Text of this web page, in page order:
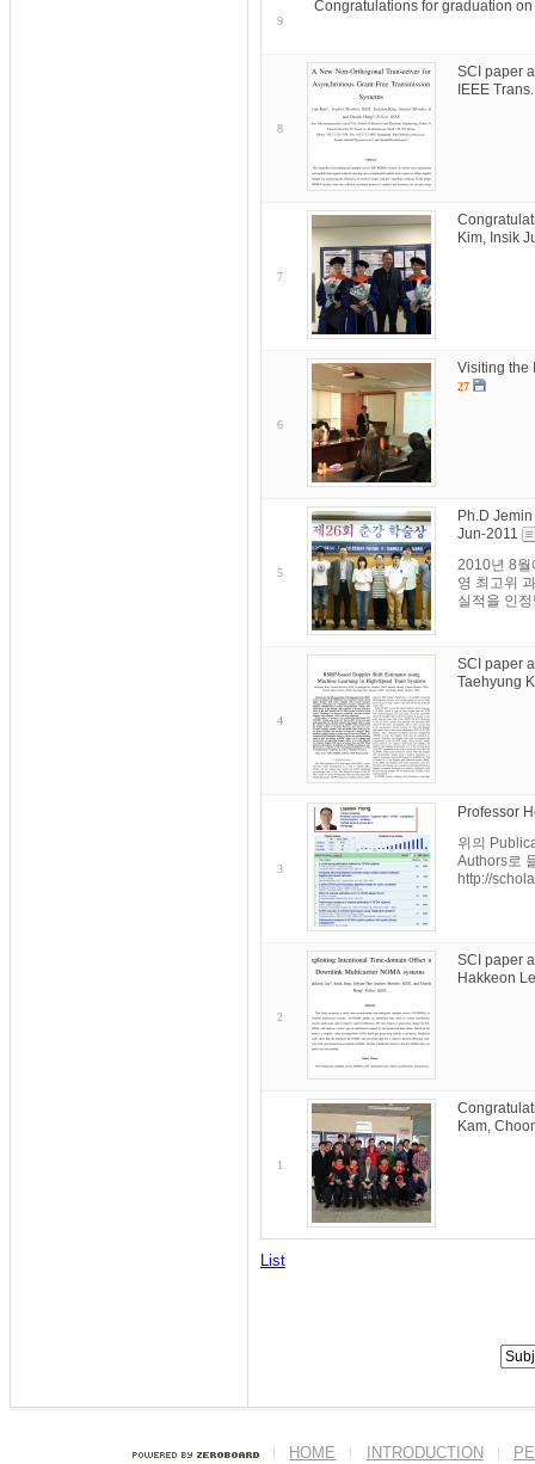
9
Congratulations for graduation
8
SCI paper
IEEE
7
Kim, Insik
6
Visiting the
27
5
Ph.D
Jun-2011
2010년 8월
영 최고위
실적을 인
4
SCI paper
Taehyung
3
Professor
위의
Authors로
http://
2
SCI paper
Hakkeon
1
Kam,
List
HOME INTRODUCTION